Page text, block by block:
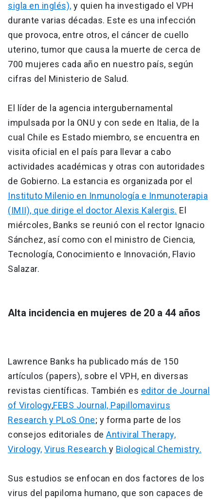
sigla en inglés), y quien ha investigado el VPH
durante varias décadas. Este es una infección
que provoca, entre otros, el cáncer de cuello
uterino, tumor que causa la muerte de cerca de
700 mujeres cada año en nuestro país, según
cifras del Ministerio de Salud.
El líder de la agencia intergubernamental
impulsada por la ONU y con sede en Italia, de la
cual Chile es Estado miembro, se encuentra en
visita oficial en el país para llevar a cabo
actividades académicas y otras con autoridades
de Gobierno. La estancia es organizada por el
Instituto Milenio en Inmunología e Inmunoterapia
(IMII), que dirige el doctor Alexis Kalergis. El
miércoles, Banks se reunió con el rector Ignacio
Sánchez, así como con el ministro de Ciencia,
Tecnología, Conocimiento e Innovación, Flavio
Salazar.
Alta incidencia en mujeres de 20 a 44 años
Lawrence Banks ha publicado más de 150
artículos (papers), sobre el VPH, en diversas
revistas científicas. También es editor de Journal
of Virology,FEBS Journal, Papillomavirus
Research y PLoS One; y forma parte de los
consejos editoriales de Antiviral Therapy,
Virology, Virus Research y Biological Chemistry.
Sus estudios se enfocan en dos factores de los
virus del papiloma humano, que son capaces de